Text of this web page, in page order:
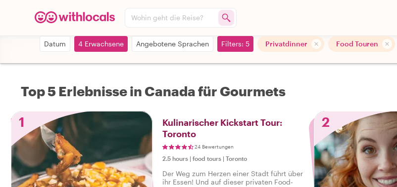
Wohin geht die Reise?
Datum 4 Erwachsene Angebotene Sprachen Filters: 5 Privatdinner Food Touren
Top 5 Erlebnisse in Canada für Gourmets
1
Kulinarischer Kickstart Tour:
Toronto
24 Bewertungen
2.5 hours | food tours | Toronto
Der Weg zum Herzen einer Stadt führt über
ihr Essen! Und auf dieser privaten Food-
2